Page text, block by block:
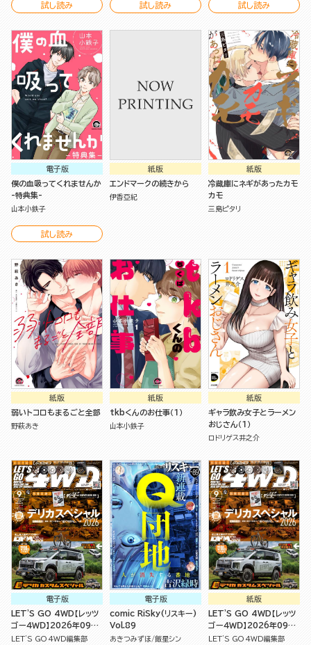
試し読み 試し読み 試し読み
電子版
僕の血吸ってくれませんか
-特典集-
山本小鉄子
試し読み
紙版
エンドマークの続きから
伊香亞紀
紙版
冷蔵庫にネギがあったカモ
カモ
三島ピタリ
紙版
弱いトコロもまるごと全部
野萩あき
紙版
tkbくんのお仕事（１）
山本小鉄子
紙版
ギャラ飲み女子とラーメン
おじさん（１）
ロドリゲス井之介
電子版
LET'S GO 4WD【レッツ
ゴー４ＷＤ】2026年09月
号LET'S GO 4WD編集部
電子版
comic RiSky(リスキー)
Vol.89
あきつみずほ 飯星シン
紙版
LET'S GO 4WD【レッツ
ゴー４ＷＤ】2026年09月
号LET'S GO 4WD編集部